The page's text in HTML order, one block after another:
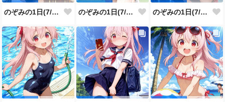
のぞみの1日(7/25投稿分) のぞみの1日(7/24投稿分) のぞみの1日(7/23投稿分)